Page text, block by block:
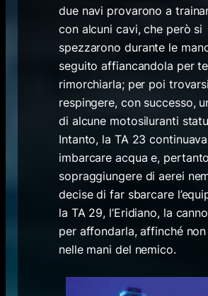
due navi provarono a
con alcuni cavi, che però si
spezzarono durante le
seguito affiancandola per
rimorchiarla; per poi
respingere, con successo,
di alcune motosiluranti
Intanto, la TA 23
imbarcare acqua e,
sopraggiungere di aerei
decise di far sbarcare
la TA 29, l’Eridiano, la
per affondarla, affinché
nelle mani del nemico.